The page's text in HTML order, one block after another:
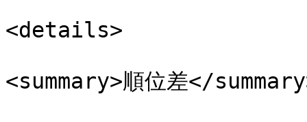
<details>
<summary>順位差</